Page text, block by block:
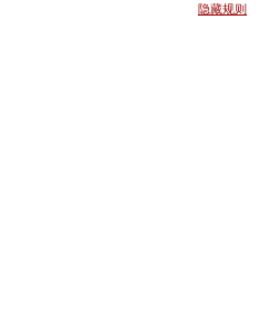
隐藏规则